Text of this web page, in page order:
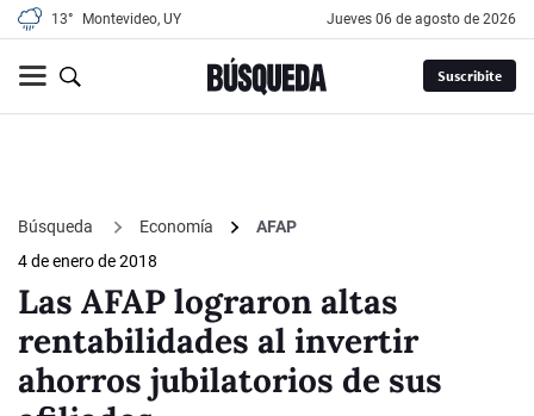
13° Montevideo, UY jueves 06 de agosto de 2026
Suscribite
Búsqueda Economía
AFAP
4 de enero de 2018
Las AFAP lograron altas
rentabilidades al invertir
ahorros jubilatorios de sus